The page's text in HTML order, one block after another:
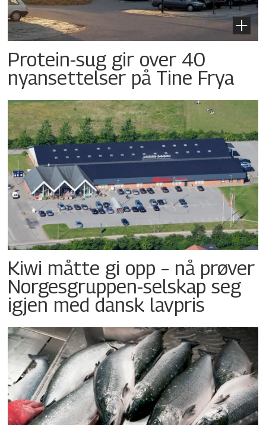
Protein-sug gir over 40
nyansettelser på Tine Frya
Kiwi måtte gi opp – nå prøver
Norgesgruppen-selskap seg
igjen med dansk lavpris